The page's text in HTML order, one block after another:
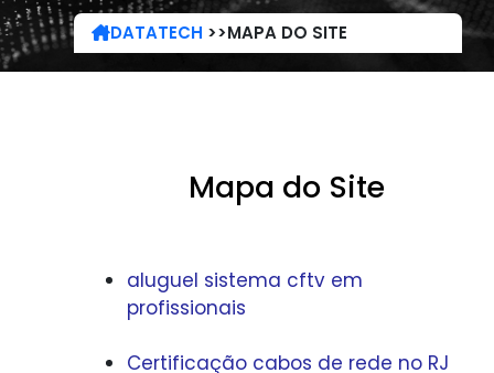
DATATECH >>MAPA DO SITE
Mapa do Site
aluguel sistema cftv em
profissionais
Certificação cabos de rede no RJ